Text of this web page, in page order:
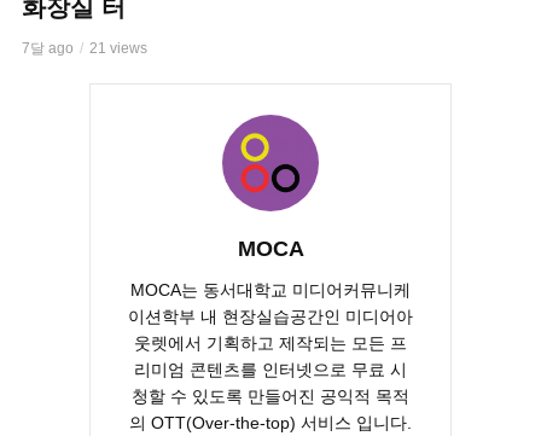
화장실 터
7달 ago 21 views
MOCA
MOCA는 동서대학교 미디어커뮤니케
이션학부 내 현장실습공간인 미디어아
웃렛에서 기획하고 제작되는 모든 프
리미엄 콘텐츠를 인터넷으로 무료 시
청할 수 있도록 만들어진 공익적 목적
의 OTT(Over-the-top) 서비스 입니다.